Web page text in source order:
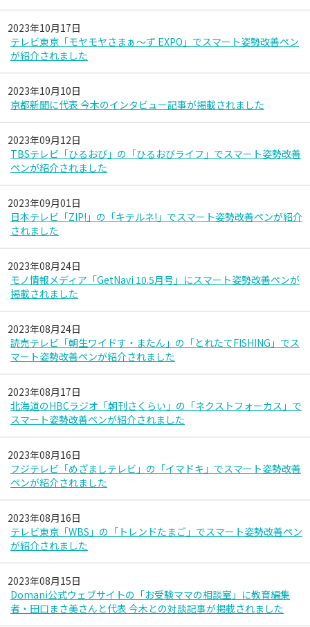
2023年10月17日
テレビ東京「モヤモヤさまぁ～ず EXPO」でスマート姿勢改善ペン
が紹介されました
2023年10月10日
京都新聞に代表 今木のインタビュー記事が掲載されました
2023年09月12日
TBSテレビ「ひるおび」の「ひるおびライフ」でスマート姿勢改善
ペンが紹介されました
2023年09月01日
日本テレビ「ZIP!」の「キテルネ!」でスマート姿勢改善ペンが紹介
されました
2023年08月24日
モノ情報メディア「GetNavi 10.5月号」にスマート姿勢改善ペンが
掲載されました
2023年08月24日
読売テレビ「朝生ワイドす・またん」の「とれたてFISHING」でス
マート姿勢改善ペンが紹介されました
2023年08月17日
北海道のHBCラジオ「朝刊さくらい」の「ネクストフォーカス」で
スマート姿勢改善ペンが紹介されました
2023年08月16日
フジテレビ「めざましテレビ」の「イマドキ」でスマート姿勢改善
ペンが紹介されました
2023年08月16日
テレビ東京「WBS」の「トレンドたまご」でスマート姿勢改善ペン
が紹介されました
2023年08月15日
Domani公式ウェブサイトの「お受験ママの相談室」に教育編集
者・田口まさ美さんと代表 今木との対談記事が掲載されました